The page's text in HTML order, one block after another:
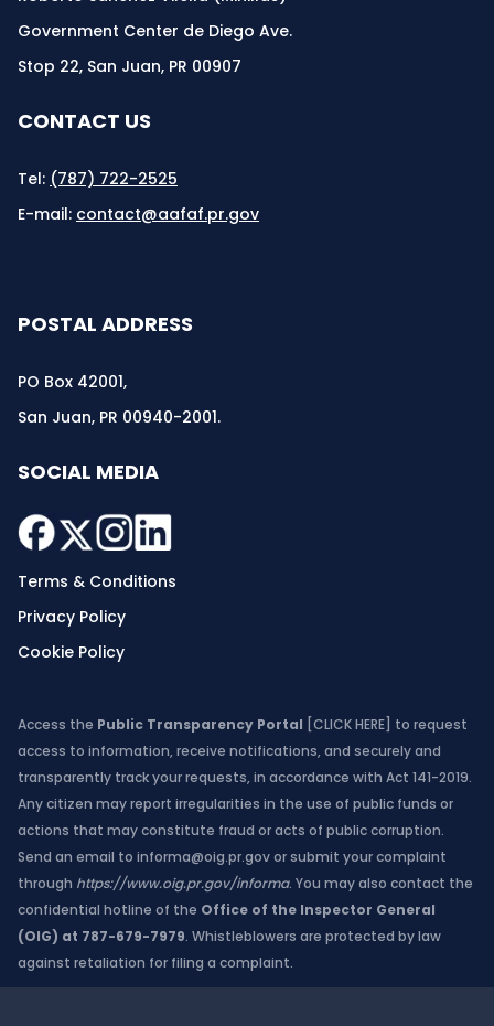
Government Center de Diego Ave.
Stop 22, San Juan, PR 00907
CONTACT US
Tel: (787) 722-2525
E-mail: contact@aafaf.pr.gov
POSTAL ADDRESS
PO Box 42001,
San Juan, PR 00940-2001.
SOCIAL MEDIA
Terms & Conditions
Privacy Policy
Cookie Policy
Access the Public Transparency Portal [CLICK HERE] to request
access to information, receive notifications, and securely and
transparently track your requests, in accordance with Act 141-2019.
Any citizen may report irregularities in the use of public funds or
actions that may constitute fraud or acts of public corruption.
Send an email to informa@oig.pr.govor submit your complaint
through https://www.oig.pr.gov/informa. You may also contact the
confidential hotline of the Office of the Inspector General
(OIG) at 787-679-7979. Whistleblowers are protected by law
against retaliation for filing a complaint.